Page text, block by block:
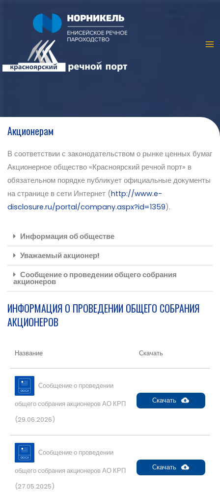
Акционерам
В соответствии с законодательством о рынке ценных бумаг
Акционерное общество «Красноярский речной порт» в
обязательном порядке публикует официальные документы
на странице в сети Интернет (http://www.e-
disclosure.ru/portal/company.aspx?id=1359).
Информация об обществе​
Уважаемый акционер!
Сообщение о проведении общего собрания
акционеров
ИНФОРМАЦИЯ О ПРОВЕДЕНИИ ОБЩЕГО СОБРАНИЯ
АКЦИОНЕРОВ
Название Скачать
Сообщение о проведении
общего собрания акционеров АО КРП
(29.06.2026)
Скачать
Сообщение о проведении
общего собрания акционеров АО КРП
(27.05.2025)
Скачать